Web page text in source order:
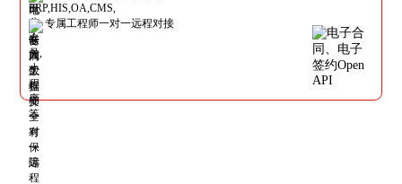
专属工程师一对一远程对接